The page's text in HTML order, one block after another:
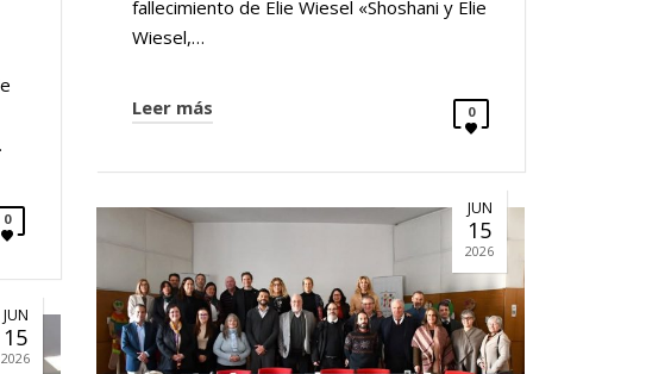
0
fallecimiento de Elie Wiesel «Shoshani y Elie
Wiesel,…
Leer más 0
JUN
15
2026
JUN
15
2026